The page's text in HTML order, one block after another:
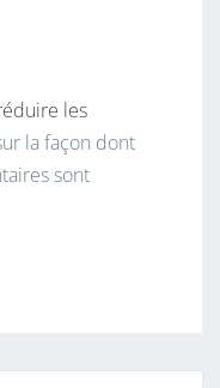
les
la façon dont
sont